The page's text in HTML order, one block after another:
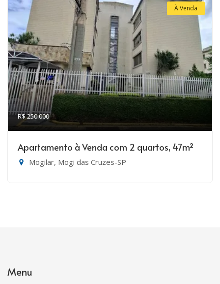
À Venda
R$ 250.000
Apartamento à Venda com 2 quartos, 47m²
Mogilar, Mogi das Cruzes-SP
Menu